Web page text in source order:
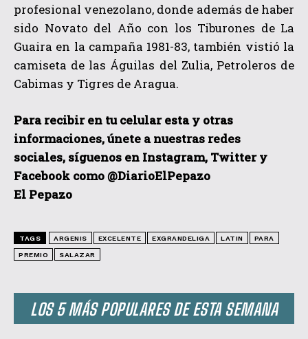
LOS 5 MÁS POPULARES DE ESTA SEMANA
profesional venezolano, donde además de haber
sido Novato del Año con los Tiburones de La
Guaira en la campaña 1981-83, también vistió la
camiseta de las Águilas del Zulia, Petroleros de
Cabimas y Tigres de Aragua.
Para recibir en tu celular esta y otras
informaciones, únete a nuestras redes
sociales, síguenos en Instagram, Twitter y
Facebook como @DiarioElPepazo
El Pepazo
TAGS ARGENIS EXCELENTE EXGRANDELIGA LATIN PARA
PREMIO SALAZAR